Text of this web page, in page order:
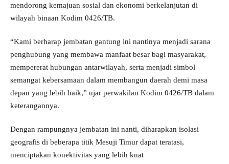
mendorong kemajuan sosial dan ekonomi berkelanjutan di
wilayah binaan Kodim 0426/TB.
“Kami berharap jembatan gantung ini nantinya menjadi sarana
penghubung yang membawa manfaat besar bagi masyarakat,
mempererat hubungan antarwilayah, serta menjadi simbol
semangat kebersamaan dalam membangun daerah demi masa
depan yang lebih baik,” ujar perwakilan Kodim 0426/TB dalam
keterangannya.
Dengan rampungnya jembatan ini nanti, diharapkan isolasi
geografis di beberapa titik Mesuji Timur dapat teratasi,
menciptakan konektivitas yang lebih kuat